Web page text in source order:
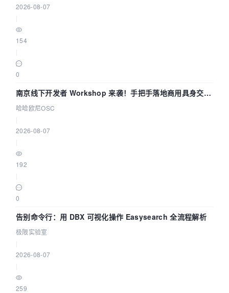
2026-08-07
154
0
南京线下开发者 Workshop 来袭！手把手落地商用具身交互
智能 Agent 应用
哈哈欧尼OSC
2026-08-07
192
0
告别命令行：用 DBX 可视化操作 Easysearch 全流程解析
极限实验室
2026-08-07
259